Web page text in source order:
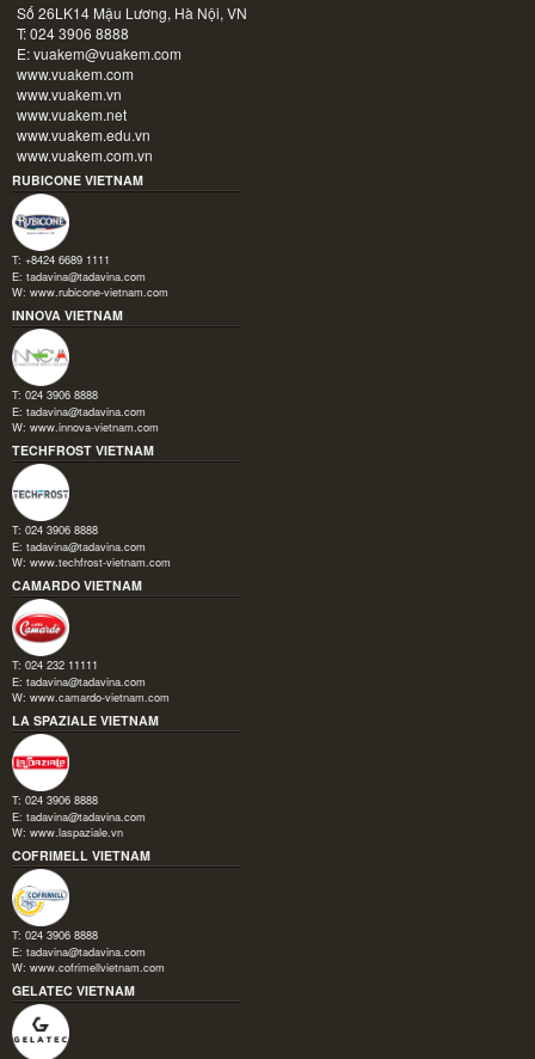
Số 26LK14 Mậu Lương, Hà Nội, VN
T: 024 3906 8888
E:vuakem@vuakem.com
www.vuakem.com
www.vuakem.vn
www.vuakem.net
www.vuakem.edu.vn
www.vuakem.com.vn
RUBICONE VIETNAM
T: +8424 6689 1111
E: tadavina@tadavina.com
W: www.rubicone-vietnam.com
INNOVA VIETNAM
T: 024 3906 8888
E: tadavina@tadavina.com
W: www.innova-vietnam.com
TECHFROST VIETNAM
T: 024 3906 8888
E: tadavina@tadavina.com
W: www.techfrost-vietnam.com
CAMARDO VIETNAM
T: 024 232 11111
E: tadavina@tadavina.com
W: www.camardo-vietnam.com
LA SPAZIALE VIETNAM
T: 024 3906 8888
E: tadavina@tadavina.com
W: www.laspaziale.vn
COFRIMELL VIETNAM
T: 024 3906 8888
E: tadavina@tadavina.com
W: www.cofrimellvietnam.com
GELATEC VIETNAM